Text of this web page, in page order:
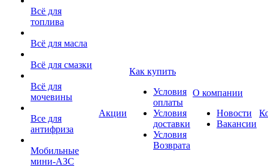
Всё для
топлива
Всё для масла
Всё для смазки
Всё для
мочевины
Все для
антифриза
Мобильные
мини-АЗС
Акции
Как купить
Условия
оплаты
Условия
доставки
Условия
Возврата
О компании
Новости
Вакансии